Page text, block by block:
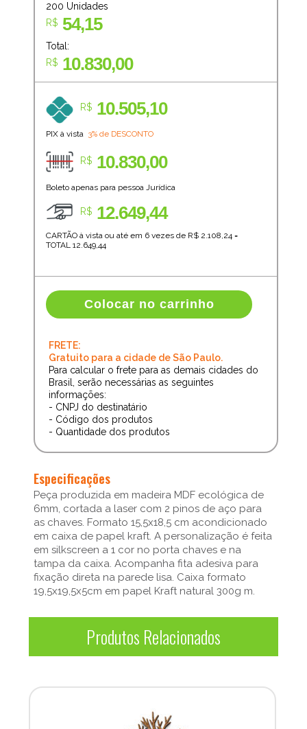
200 Unidades
R$ 54,15
Total:
R$ 10.830,00
R$ 10.505,10
PIX à vista 3% de DESCONTO
R$ 10.830,00
Boleto apenas para pessoa Jurídica
R$ 12.649,44
CARTÃO à vista ou até em 6 vezes de R$ 2.108,24=
TOTAL 12.649,44
Colocar no carrinho
FRETE:
Gratuito para a cidade de São Paulo.
Para calcular o frete para as demais cidades do
Brasil, serão necessárias as seguintes
informações:
- CNPJ do destinatário
- Código dos produtos
- Quantidade dos produtos
Especificações
Peça produzida em madeira MDF ecológica de
6mm, cortada a laser com 2 pinos de aço para
as chaves. Formato 15,5x18,5 cm acondicionado
em caixa de papel kraft. A personalização é feita
em silkscreen a 1 cor no porta chaves e na
tampa da caixa. Acompanha fita adesiva para
fixação direta na parede lisa. Caixa formato
19,5x19,5x5cm em papel Kraft natural 300g m.
Produtos Relacionados